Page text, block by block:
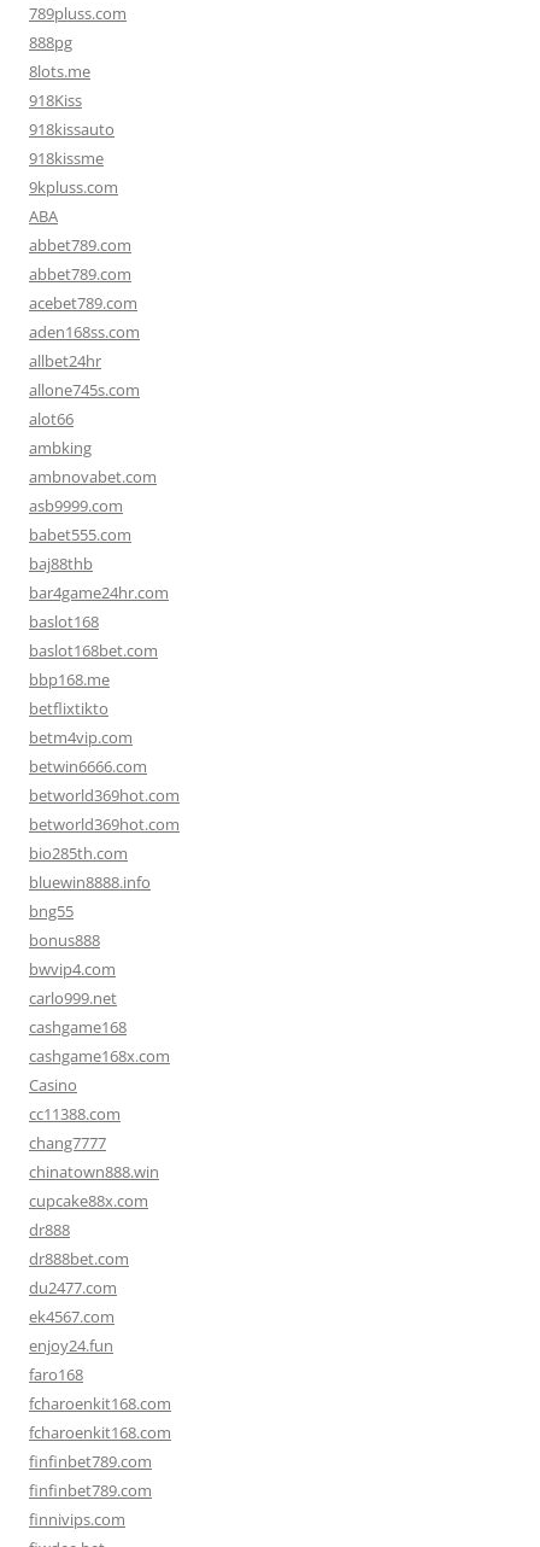
789pluss.com
888pg
8lots.me
918Kiss
918kissauto
918kissme
9kpluss.com
ABA
abbet789.com
abbet789.com
acebet789.com
aden168ss.com
allbet24hr
allone745s.com
alot66
ambking
ambnovabet.com
asb9999.com
babet555.com
baj88thb
bar4game24hr.com
baslot168
baslot168bet.com
bbp168.me
betflixtikto
betm4vip.com
betwin6666.com
betworld369hot.com
betworld369hot.com
bio285th.com
bluewin8888.info
bng55
bonus888
bwvip4.com
carlo999.net
cashgame168
cashgame168x.com
Casino
cc11388.com
chang7777
chinatown888.win
cupcake88x.com
dr888
dr888bet.com
du2477.com
ek4567.com
enjoy24.fun
faro168
fcharoenkit168.com
fcharoenkit168.com
finfinbet789.com
finfinbet789.com
finnivips.com